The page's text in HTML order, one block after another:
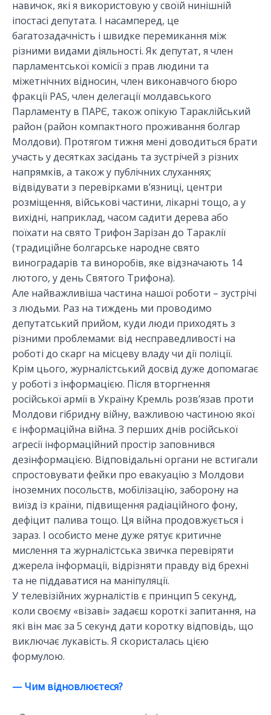
навичок, які я використовую у своїй нинішній
іпостасі депутата. І насамперед, це
багатозадачність і швидке перемикання між
різними видами діяльності. Як депутат, я член
парламентської комісії з прав людини та
міжетнічних відносин, член виконавчого бюро
фракції PAS, член делегації молдавського
Парламенту в ПАРЄ, також опікую Тараклійський
район (район компактного проживання болгар
Молдови). Протягом тижня мені доводиться брати
участь у десятках засідань та зустрічей з різних
напрямків, а також у публічних слуханнях;
відвідувати з перевірками в’язниці, центри
розміщення, військові частини, лікарні тощо, а у
вихідні, наприклад, часом садити дерева або
поїхати на свято Трифон Зарізан до Тараклії
(традиційне болгарське народне свято
виноградарів та виноробів, яке відзначають 14
лютого, у день Святого Трифона).
Але найважливіша частина нашої роботи – зустрічі
з людьми. Раз на тиждень ми проводимо
депутатський прийом, куди люди приходять з
різними проблемами: від несправедливості на
роботі до скарг на місцеву владу чи дії поліції.
Крім цього, журналістський досвід дуже допомагає
у роботі з інформацією. Після вторгнення
російської армії в Україну Кремль розв’язав проти
Молдови гібридну війну, важливою частиною якої
є інформаційна війна. З перших днів російської
агресії інформаційний простір заповнився
дезінформацією. Відповідальні органи не встигали
спростовувати фейки про евакуацію з Молдови
іноземних посольств, мобілізацію, заборону на
виїзд із країни, підвищення радіаційного фону,
дефіцит палива тощо. Ця війна продовжується і
зараз. І особисто мене дуже рятує критичне
мислення та журналістська звичка перевіряти
джерела інформації, відрізняти правду від брехні
та не піддаватися на маніпуляції.
У телевізійних журналістів є принцип 5 секунд,
коли своєму «візаві» задаєш короткі запитання, на
які він має за 5 секунд дати коротку відповідь, що
виключає лукавість. Я скористалась цією
формулою.
— Чим відновлюєтеся?